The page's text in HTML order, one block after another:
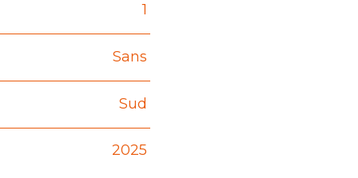
1
Sans
Sud
2025